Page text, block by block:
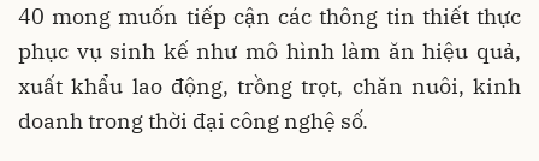
40 mong muốn tiếp cận các thông tin thiết thực
phục vụ sinh kế như mô hình làm ăn hiệu quả,
xuất khẩu lao động, trồng trọt, chăn nuôi, kinh
doanh trong thời đại công nghệ số.